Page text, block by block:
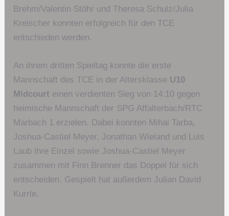
Brehm/Valentin Stöhr und Theresa Schulz/Julia
Kreischer konnten erfolgreich für den TCE
entschieden werden.
An ihrem dritten Spieltag konnte die erste
Mannschaft des TCE in der Altersklasse U10
Midcourt einen verdienten Sieg von 14:10 gegen
heimische Mannschaft der SPG Affalterbach/RTC
Marbach 1 erzielen. Dabei konnten Mihai Tarba,
Joshua-Castiel Meyer, Jonathan Wieland und Luis
Laub ihre Einzel sowie Joshua-Castiel Meyer
zusammen mit Finn Brenner das Doppel für sich
entscheiden. Gespielt hat außerdem Julian David
Kurrle.